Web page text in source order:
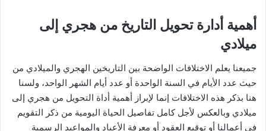
أهمية أدارة تحويل التاريخ من هجري إلى
ميلادي
جميعنا يعلم الاختلافات الواضحة بين التاريخين الهجري والميلادي من
حيث عدد الأيام في السنة الواحدة أو عدد أيام الشهر الواحد، ولسنا
هنا بذكر هذه الاختلافات إنما لإبراز أهمية أداة التحويل من هجري إلى
ميلادي وبالعكس لأجل كامل تفاصيل الحياة اليومية من ذكر التقويم
في أعمالنا أو توقيع العقود أو معرفة الأعياد والمواعيد الرسمية